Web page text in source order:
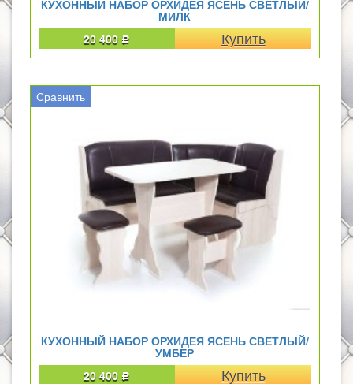
КУХОННЫЙ НАБОР ОРХИДЕЯ ЯСЕНЬ СВЕТЛЫЙ/
МИЛК
20 400 Р
КУХОННЫЙ НАБОР ОРХИДЕЯ ЯСЕНЬ СВЕТЛЫЙ/
УМБЕР
20 400 Р
Сравнить